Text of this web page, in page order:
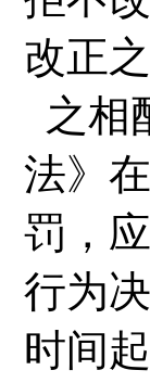
改正
之相
法》
罚，
行为
时间